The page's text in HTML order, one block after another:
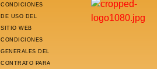
CONDICIONES
DE USO DEL
SITIO WEB
CONDICIONES
GENERALES DEL
CONTRATO PARA